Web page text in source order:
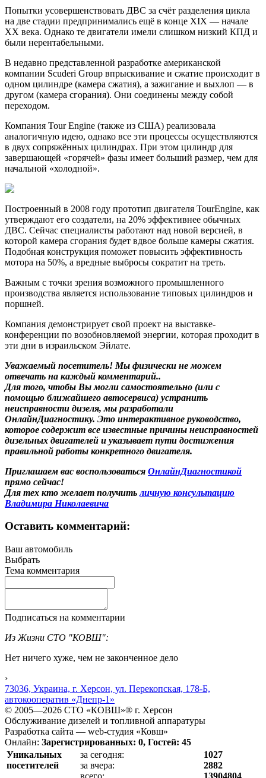
Попытки усовершенствовать ДВС за счёт разделения цикла
на две стадии предпринимались ещё в конце XIX — начале
XX века. Однако те двигатели имели слишком низкий КПД и
были нерентабельными.
В недавно представленной разработке американской
компании Scuderi Group впрыскивание и сжатие происходит в
одном цилиндре (камера сжатия), а зажигание и выхлоп — в
другом (камера сгорания). Они соединены между собой
переходом.
Компания Tour Engine (также из США) реализовала
аналогичную идею, однако все эти процессы осуществляются
в двух сопряжённых цилиндрах. При этом цилиндр для
завершающей «горячей» фазы имеет больший размер, чем для
начальной «холодной».
Построенный в 2008 году прототип двигателя TourEngine, как
утверждают его создатели, на 20% эффективнее обычных
ДВС. Сейчас специалисты работают над новой версией, в
которой камера сгорания будет вдвое больше камеры сжатия.
Подобная конструкция поможет повысить эффективность
мотора на 50%, а вредные выбросы сократит на треть.
Важным с точки зрения возможного промышленного
производства является использование типовых цилиндров и
поршней.
Компания демонстрирует свой проект на выставке-
конференции по возобновляемой энергии, которая проходит в
эти дни в израильском Эйлате.
Уважаемый посетитель! Мы физически не можем
отвечать на каждый комментарий..
Для того, чтобы Вы могли самостоятельно (или с
помощью ближайшего автосервиса) устранить
неисправности дизеля, мы разработали
ОнлайнДиагностику. Это интерактивное руководство,
которое содержит все известные причины неисправностей
дизельных двигателей и указывает пути достижения
правильной работы конкретного двигателя.
Приглашаем вас воспользоваться ОнлайнДиагностикой
прямо сейчас!
Для тех кто желает получитьличную консультацию
Владимира Николаевича
Оставить комментарий:
Ваш автомобиль
Выбрать
Тема комментария
Подписаться на комментарии
Из Жизни СТО "КОВШ":
Нет ничего хуже, чем не законченное дело
›
73036, Украина, г. Херсон, ул. Перекопская, 178-Б,
автокооператив «Днепр-1»
© 2005—2026 СТО «КОВШ»® г. Херсон
Обслуживание дизелей и топливной аппаратуры
Разработка сайта — web-студия «Ковш»
Онлайн: Зарегистрированных: 0, Гостей: 45
Уникальных
посетителей
за сегодня:
за вчера:
всего:
1027
2882
13904804